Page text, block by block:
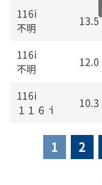
116i
不明
13.5
116i
不明
12.0
116i
１１６ｉ
10.3
1 2